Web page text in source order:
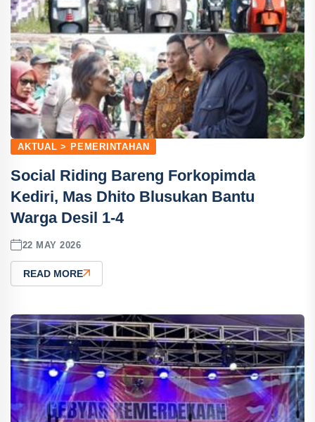
AKTUAL > PEMERINTAHAN
Social Riding Bareng Forkopimda
Kediri, Mas Dhito Blusukan Bantu
Warga Desil 1-4
22 MAY 2026
READ MORE